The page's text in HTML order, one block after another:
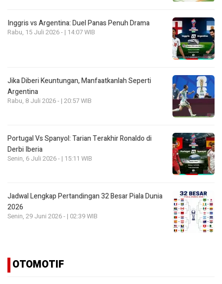
Inggris vs Argentina: Duel Panas Penuh Drama
Rabu, 15 Juli 2026 - | 14:07 WIB
Jika Diberi Keuntungan, Manfaatkanlah Seperti
Argentina
Rabu, 8 Juli 2026 - | 20:57 WIB
Portugal Vs Spanyol: Tarian Terakhir Ronaldo di
Derbi Iberia
Senin, 6 Juli 2026 - | 15:11 WIB
Jadwal Lengkap Pertandingan 32 Besar Piala Dunia
2026
Senin, 29 Juni 2026 - | 02:39 WIB
OTOMOTIF